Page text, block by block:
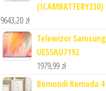
(ICAMBATTERY230)
9643,20 zł
Telewizor Samsung
UE55AU7192
1979,99 zł
Bemondi Komoda 4